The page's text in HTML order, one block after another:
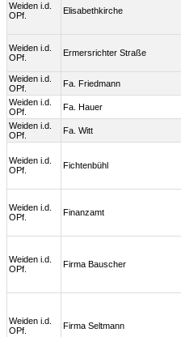
Weiden i.d.
OPf.
Elisabethkirche
Weiden i.d.
OPf.
Ermersrichter Straße
Weiden i.d.
OPf.
Fa. Friedmann
Weiden i.d.
OPf.
Fa. Hauer
Weiden i.d.
OPf.
Fa. Witt
Weiden i.d.
OPf.
Fichtenbühl
Weiden i.d.
OPf.
Finanzamt
Weiden i.d.
OPf.
Firma Bauscher
Weiden i.d.
OPf.
Firma Seltmann